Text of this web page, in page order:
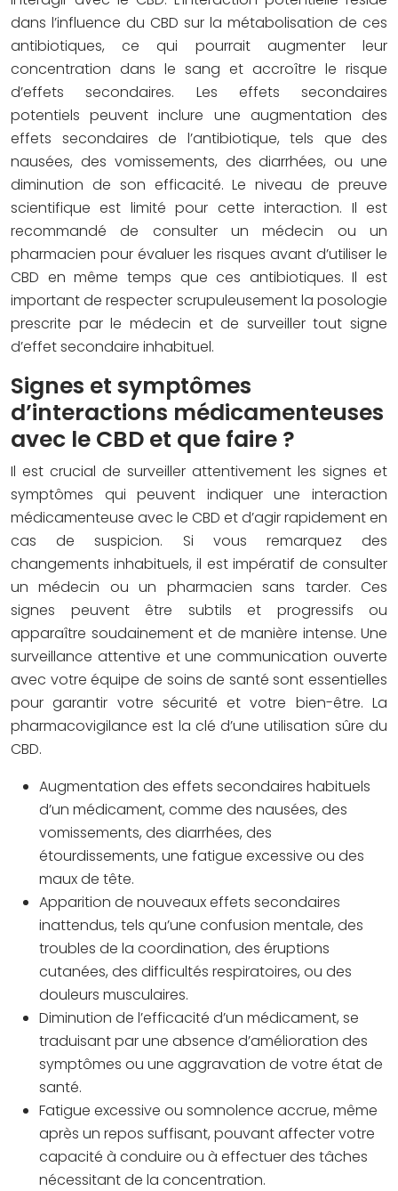
dans l’influence du CBD sur la métabolisation de ces
antibiotiques, ce qui pourrait augmenter leur
concentration dans le sang et accroître le risque
d’effets secondaires. Les effets secondaires
potentiels peuvent inclure une augmentation des
effets secondaires de l’antibiotique, tels que des
nausées, des vomissements, des diarrhées, ou une
diminution de son efficacité. Le niveau de preuve
scientifique est limité pour cette interaction. Il est
recommandé de consulter un médecin ou un
pharmacien pour évaluer les risques avant d’utiliser le
CBD en même temps que ces antibiotiques. Il est
important de respecter scrupuleusement la posologie
prescrite par le médecin et de surveiller tout signe
d’effet secondaire inhabituel.
Signes et symptômes
d’interactions médicamenteuses
avec le CBD et que faire ?
Il est crucial de surveiller attentivement les signes et
symptômes qui peuvent indiquer une interaction
médicamenteuse avec le CBD et d’agir rapidement en
cas de suspicion. Si vous remarquez des
changements inhabituels, il est impératif de consulter
un médecin ou un pharmacien sans tarder. Ces
signes peuvent être subtils et progressifs ou
apparaître soudainement et de manière intense. Une
surveillance attentive et une communication ouverte
avec votre équipe de soins de santé sont essentielles
pour garantir votre sécurité et votre bien-être. La
pharmacovigilance est la clé d’une utilisation sûre du
CBD.
Augmentation des effets secondaires habituels
d’un médicament, comme des nausées, des
vomissements, des diarrhées, des
étourdissements, une fatigue excessive ou des
maux de tête.
Apparition de nouveaux effets secondaires
inattendus, tels qu’une confusion mentale, des
troubles de la coordination, des éruptions
cutanées, des difficultés respiratoires, ou des
douleurs musculaires.
Diminution de l’efficacité d’un médicament, se
traduisant par une absence d’amélioration des
symptômes ou une aggravation de votre état de
santé.
Fatigue excessive ou somnolence accrue, même
après un repos suffisant, pouvant affecter votre
capacité à conduire ou à effectuer des tâches
nécessitant de la concentration.